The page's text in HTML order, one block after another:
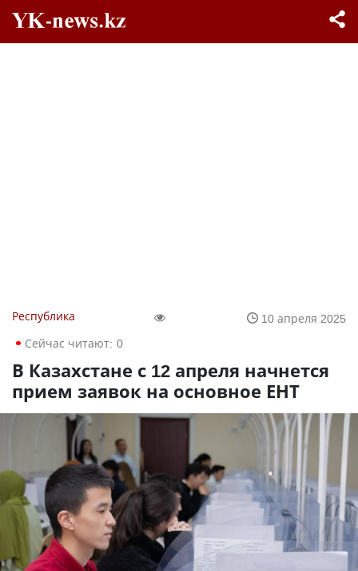
Республика
10 апреля 2025
Сейчас читают: 0
В Казахстане с 12 апреля начнется
прием заявок на основное ЕНТ